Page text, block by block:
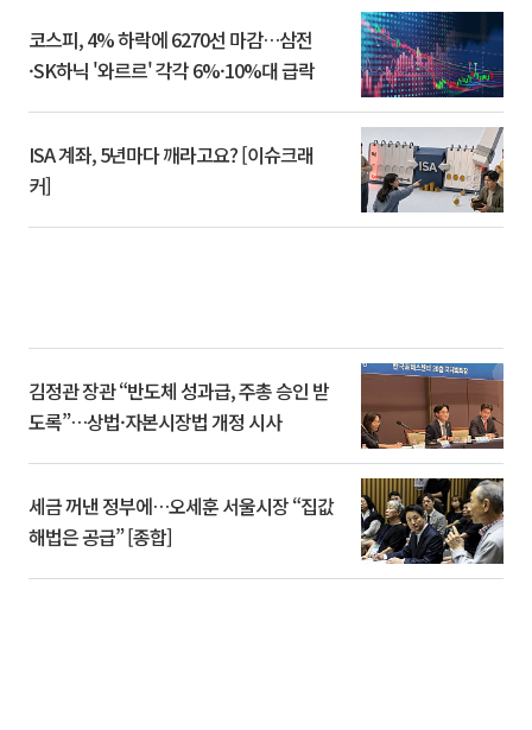
코스피, 4% 하락에 6270선 마감…삼전
·SK하닉 '와르르' 각각 6%·10%대 급락
ISA 계좌, 5년마다 깨라고요? [이슈크래
커]
김정관 장관 “반도체 성과급, 주총 승인 받
도록”…상법·자본시장법 개정 시사
세금 꺼낸 정부에…오세훈 서울시장 “집값
해법은 공급” [종합]